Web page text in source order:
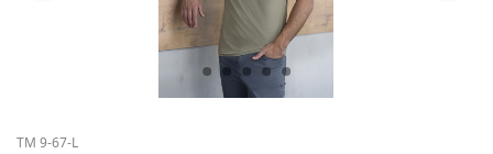
TM 9-67-L